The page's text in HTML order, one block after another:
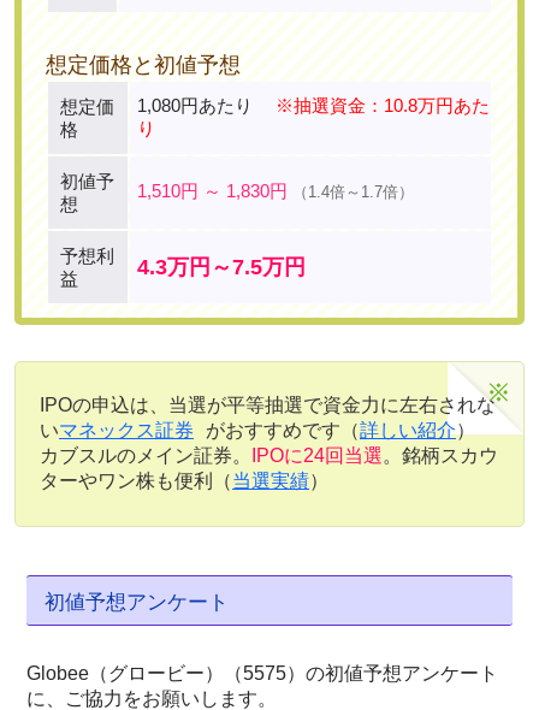
想定価格と初値予想
想定価
格
1,080円あたり
※抽選資金：10.8万円あた
り
初値予
想
1,510円 ～ 1,830円 （1.4倍～1.7倍）
予想利
益
4.3万円～7.5万円
IPOの申込は、当選が平等抽選で資金力に左右されな
いマネックス証券 がおすすめです（詳しい紹介）
カブスルのメイン証券。
IPOに24回当選。銘柄スカウ
ターやワン株も便利（当選実績）
初値予想アンケート
Globee（グロービー）（5575）の初値予想アンケート
に、ご協力をお願いします。